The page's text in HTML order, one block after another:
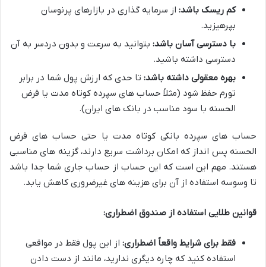
کم ریسک باشد: از سرمایه گذاری در بازارهای پرنوسان
بپرهیزید.
با دسترسی آسان باشد: بتوانید به سرعت و بدون دردسر به آن
دسترسی داشته باشید.
بهره معقولی داشته باشد: تا حدی که ارزش پول شما در برابر
تورم حفظ شود (مثلاً حساب های سپرده کوتاه مدت یا قرض
الحسنه با سود مناسب در بانک های ایران).
حساب های سپرده بانکی کوتاه مدت یا حتی حساب های قرض
الحسنه پس انداز که امکان برداشت سریع دارند، گزینه های مناسبی
هستند. مهم این است که این حساب از حساب جاری شما جدا باشد
تا وسوسه استفاده از آن برای هزینه های غیرضروری کاهش یابد.
قوانین طلایی استفاده از صندوق اضطراری:
فقط برای شرایط واقعاً اضطراری: از این پول فقط در مواقعی
استفاده کنید که چاره دیگری ندارید، مانند از دست دادن